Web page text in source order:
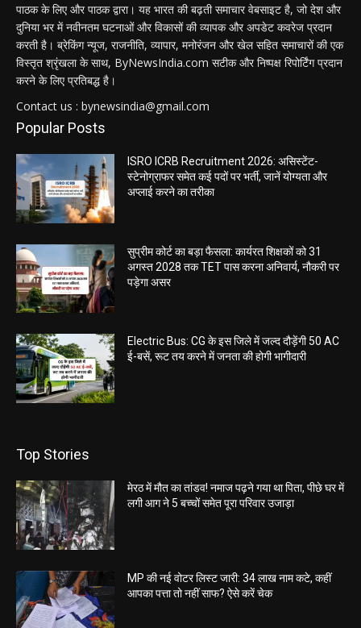
पाठक के लिए और पाठक द्वारा। यह भारत की बढ़ती समाचार वेबसाइट है, जो देश और
दुनिया भर में नवीनतम घटनाओं और विकासों की व्यापक और अपडेट कवरेज प्रदान
करती है। ब्रेकिंग न्यूज, राजनीति, व्यापार, मनोरंजन और खेल सहित समाचारों की एक
विस्तृत श्रृंखला के साथ, ByNewsIndia.com सटीक और निष्पक्ष रिपोर्टिंग प्रदान
करने के लिए प्रतिबद्ध है।
Contact us : bynewsindia@gmail.com
Popular Posts
ISRO ICRB Recruitment 2026: असिस्टेंट-
स्टेनोग्राफर समेत कई पदों पर भर्ती, जानें योग्यता और
अप्लाई करने का तरीका
सुप्रीम कोर्ट का बड़ा फैसला: कार्यरत शिक्षकों को 31
अगस्त 2028 तक TET पास करना अनिवार्य, नौकरी पर
पड़ेगा असर
Electric Bus: CG के इस जिले में जल्द दौड़ेंगी 50 AC
ई-बसें, रूट तय करने में जनता की होगी भागीदारी
Top Stories
मेरठ में मौत का तांडव! नमाज पढ़ने गया था पिता, पीछे घर में
लगी आग ने 5 बच्चों समेत पूरा परिवार उजाड़ा
MP की नई वोटर लिस्ट जारी: 34 लाख नाम कटे, कहीं
आपका पत्ता तो नहीं साफ? ऐसे करें चेक